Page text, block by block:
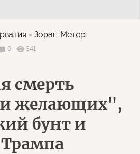
Зоран Метер
0
341
смерть
желающих",
бунт и